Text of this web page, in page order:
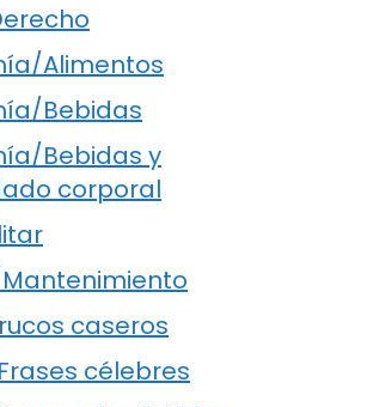
Alimentos
Bebidas
Bebidas y
corporal
caseros
célebres